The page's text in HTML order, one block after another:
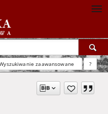
zaawansowane ?